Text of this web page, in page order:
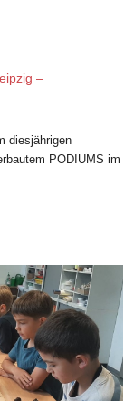
–
diesjährigen
PODIUMS im